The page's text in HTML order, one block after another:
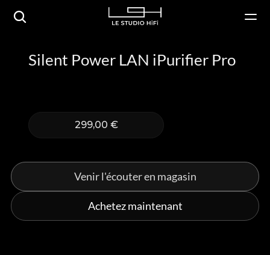
Silent Power LAN iPurifier Pro
299,00 €
Achetez maintenant
Venir l'écouter en magasin